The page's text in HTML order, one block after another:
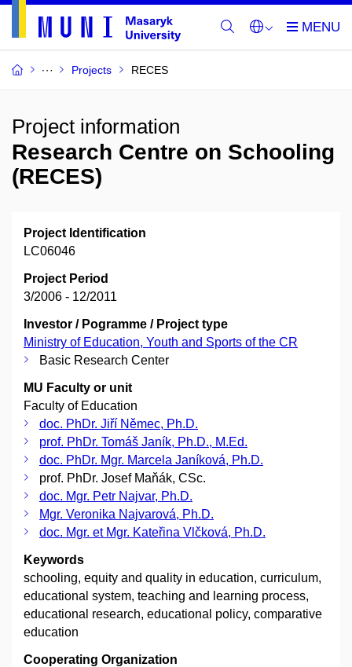
Projects RECES
Project information
Research Centre on Schooling
(RECES)
Project Identification
LC06046
Project Period
3/2006 - 12/2011
Investor / Pogramme / Project type
Ministry of Education, Youth and Sports of the CR
Basic Research Center
MU Faculty or unit
Faculty of Education
doc. PhDr. Jiří Němec, Ph.D.
prof. PhDr. Tomáš Janík, Ph.D., M.Ed.
doc. PhDr. Mgr. Marcela Janíková, Ph.D.
prof. PhDr. Josef Maňák, CSc.
doc. Mgr. Petr Najvar, Ph.D.
Mgr. Veronika Najvarová, Ph.D.
doc. Mgr. et Mgr. Kateřina Vlčková, Ph.D.
Keywords
schooling, equity and quality in education, curriculum,
educational system, teaching and learning process,
educational research, educational policy, comparative
education
Cooperating Organization